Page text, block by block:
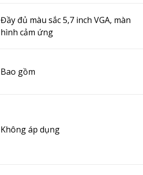
Đầy đủ màu sắc 5,7 inch VGA, màn
hình cảm ứng
Bao gồm
Không áp dụng